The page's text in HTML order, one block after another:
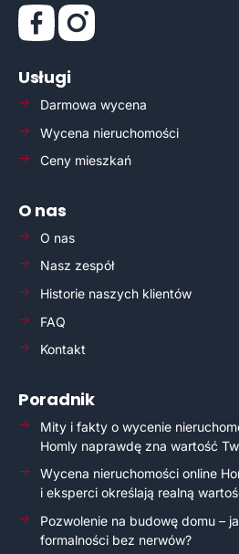
Usługi
Darmowa wycena
Wycena nieruchomości
Ceny mieszkań
O nas
O nas
Nasz zespół
Historie naszych klientów
FAQ
Kontakt
Poradnik
Mity i fakty o wycenie
Homly naprawdę zna wartość
Wycena nieruchomości online
i eksperci określają realną
Pozwolenie na budowę domu –
formalności bez nerwów?